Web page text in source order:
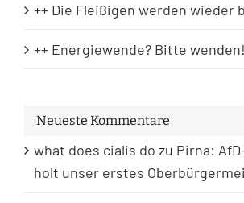
++ Die Fleißigen werden wieder
++ Energiewende? Bitte
Neueste Kommentare
what does cialis do zu Pirna:
holt unser erstes